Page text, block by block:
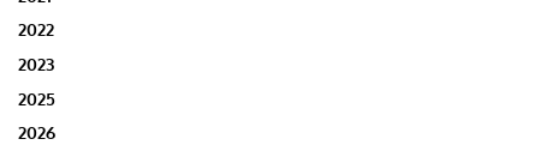
2022
2023
2025
2026